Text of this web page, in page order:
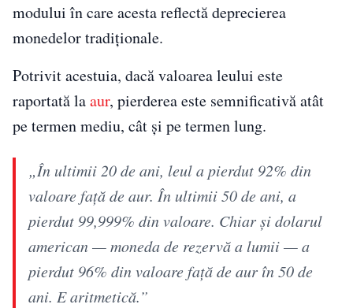
modului în care acesta reflectă deprecierea
monedelor tradiționale.
Potrivit acestuia, dacă valoarea leului este
raportată laaur, pierderea este semnificativă atât
pe termen mediu, cât și pe termen lung.
„În ultimii 20 de ani, leul a pierdut 92% din
valoare față de aur. În ultimii 50 de ani, a
pierdut 99,999% din valoare. Chiar și dolarul
american — moneda de rezervă a lumii — a
pierdut 96% din valoare față de aur în 50 de
ani. E aritmetică.”